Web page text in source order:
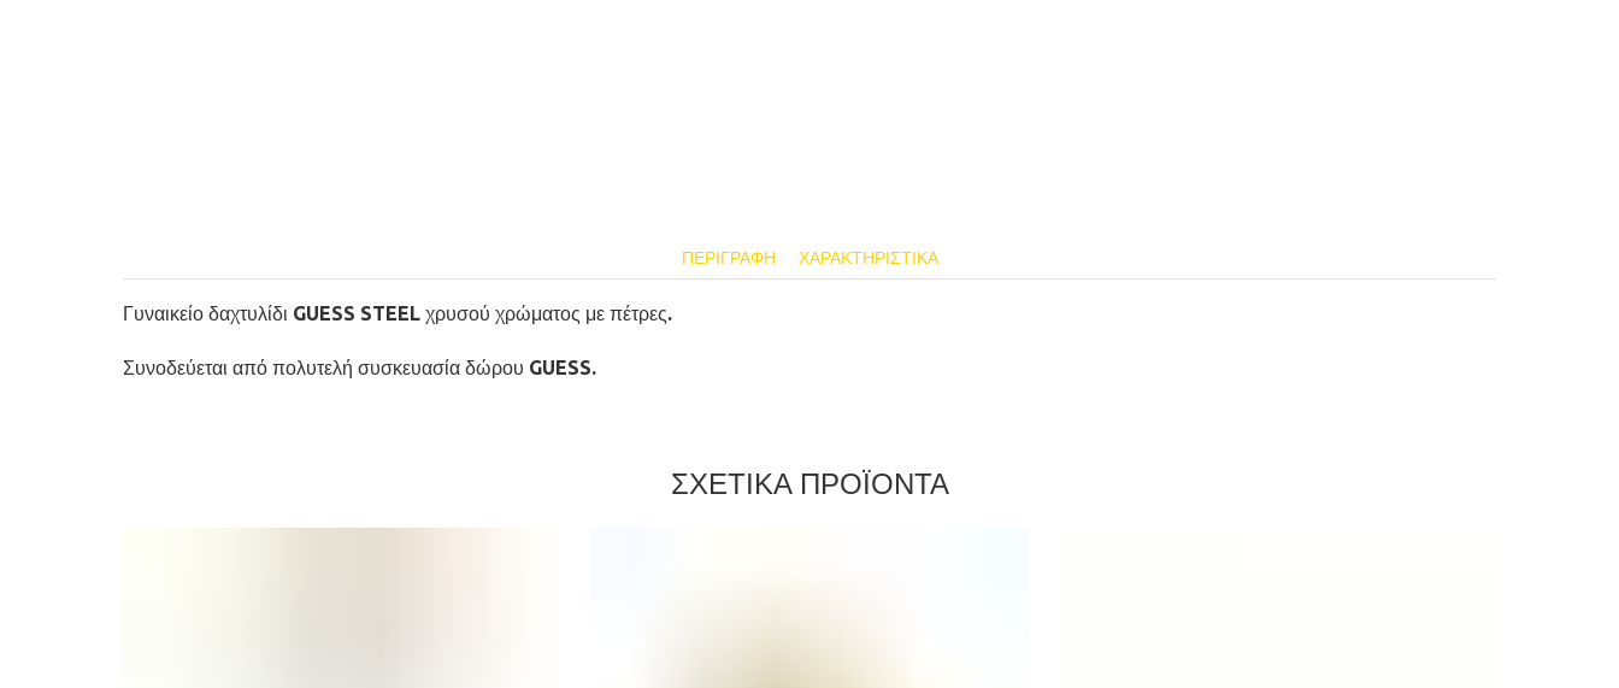
ΠΕΡΙΓΡΑΦΉ ΧΑΡΑΚΤΗΡΙΣΤΙΚΆ
Γυναικείο δαχτυλίδι GUESS STEEL χρυσού χρώματος με πέτρες.
Συνοδεύεται από πολυτελή συσκευασία δώρου GUESS.
ΣΧΕΤΙΚΑ ΠΡΟΪΟΝΤΑ